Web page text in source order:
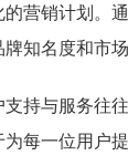
营销计划。
知名度和市场
持与服务往
每一位用户